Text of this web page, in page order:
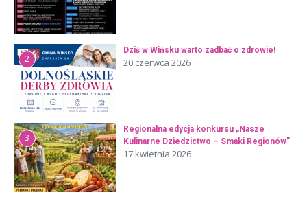
2
Dziś w Wińsku warto zadbać o zdrowie!
20 czerwca 2026
3
Regionalna edycja konkursu „Nasze
Kulinarne Dziedzictwo – Smaki Regionów”
17 kwietnia 2026